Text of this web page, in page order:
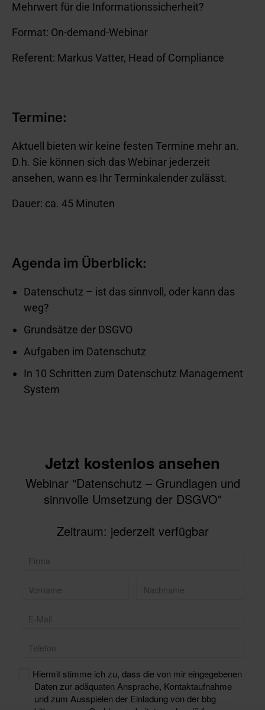
Mehrwert für die Informationssicherheit?
Format: On-demand-Webinar
Referent: Markus Vatter, Head of Compliance
Termine:
Aktuell bieten wir keine festen Termine mehr an.
D.h. Sie können sich das Webinar jederzeit
ansehen, wann es Ihr Terminkalender zulässt.
Dauer: ca. 45 Minuten
Agenda im Überblick:
Datenschutz – ist das sinnvoll, oder kann das
weg?
Grundsätze der DSGVO
Aufgaben im Datenschutz
In 10 Schritten zum Datenschutz Management
System